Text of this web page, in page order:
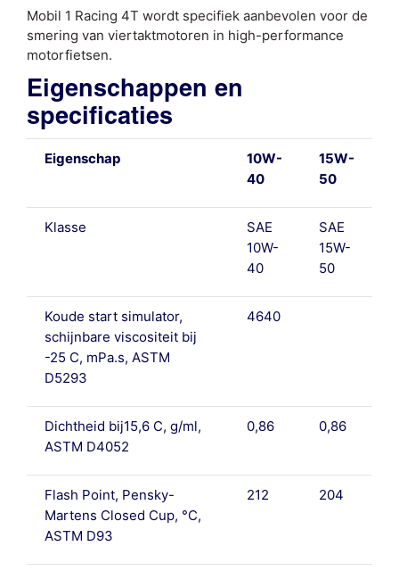
Mobil 1 Racing 4T wordt specifiek aanbevolen voor de
smering van viertaktmotoren in high-performance
motorfietsen.
Eigenschappen en
specificaties
Eigenschap
10W-
40
15W-
50
Klasse
SAE
10W-
40
SAE
15W-
50
Koude start simulator,
schijnbare viscositeit bij
-25 C, mPa.s, ASTM
D5293
4640
Dichtheid bij15,6 C, g/ml,
ASTM D4052
0,86 0,86
Flash Point, Pensky-
Martens Closed Cup, °C,
ASTM D93
212 204